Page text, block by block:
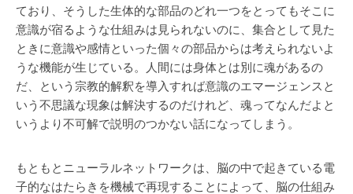
ており、そうした生体的な部品のどれ一つをとってもそこに
意識が宿るような仕組みは見られないのに、集合として見た
ときに意識や感情といった個々の部品からは考えられないよ
うな機能が生じている。人間には身体とは別に魂があるの
だ、という宗教的解釈を導入すれば意識のエマージェンスと
いう不思議な現象は解決するのだけれど、魂ってなんだよと
いうより不可解で説明のつかない話になってしまう。
もともとニューラルネットワークは、脳の中で起きている電
子的なはたらきを機械で再現することによって、脳の仕組み